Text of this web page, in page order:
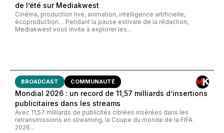
de l’été sur Mediakwest
Cinéma, production live, animation, intelligence artificielle,
écoproduction… Pendant la pause estivale de la rédaction,
Mediakwest vous invite à explorer les...
BROADCAST COMMUNAUTÉ
Mondial 2026 : un record de 11,57 milliards d’insertions
publicitaires dans les streams
Avec 11,57 milliards de publicités ciblées insérées dans les
retransmissions en streaming, la Coupe du monde de la FIFA
2026...